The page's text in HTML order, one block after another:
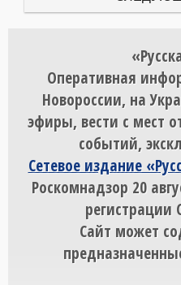
Оперативная
Новороссии, на
эфиры, вести с мест
событий,
Сетевое издание
Роскомнадзор 20
Сайт может